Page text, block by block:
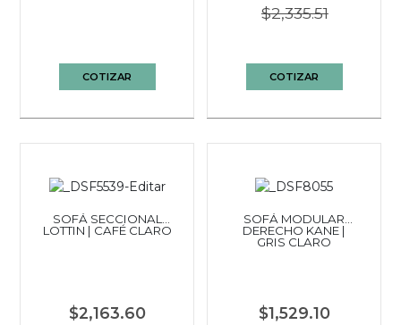
COTIZAR
$2,335.51
COTIZAR
SOFÁ SECCIONAL
LOTTIN | CAFÉ CLARO
$2,163.60
SOFÁ MODULAR
DERECHO KANE |
GRIS CLARO
$1,529.10